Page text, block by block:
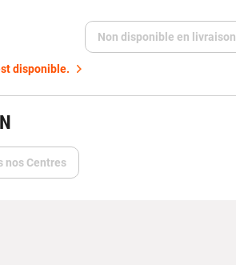
Non disponible en livraison
disponible.
nos Centres